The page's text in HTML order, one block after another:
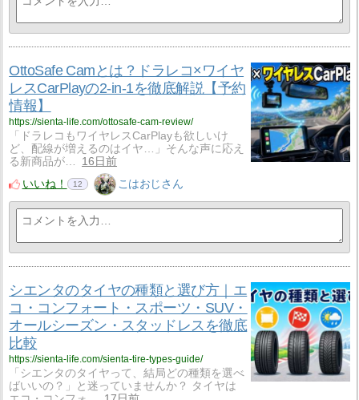
OttoSafe Camとは？ドラレコ×ワイヤ
レスCarPlayの2-in-1を徹底解説【予約
情報】
https://sienta-life.com/ottosafe-cam-review/
「ドラレコもワイヤレスCarPlayも欲しいけ
ど、配線が増えるのはイヤ…」そんな声に応え
る新商品が…
16日前
いいね！
12 こはおじさん
シエンタのタイヤの種類と選び方｜エ
コ・コンフォート・スポーツ・SUV・
オールシーズン・スタッドレスを徹底
比較
https://sienta-life.com/sienta-tire-types-guide/
「シエンタのタイヤって、結局どの種類を選べ
ばいいの？」と迷っていませんか？ タイヤは